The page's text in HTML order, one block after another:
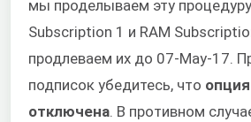
мы проделываем эту
Subscription 1 и RAM
продлеваем их до 07-May-17.
подписок убедитесь, что
отключена. В противном